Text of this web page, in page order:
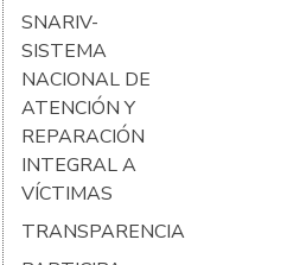
SNARIV-
SISTEMA
NACIONAL DE
ATENCIÓN Y
REPARACIÓN
INTEGRAL A
VÍCTIMAS
TRANSPARENCIA